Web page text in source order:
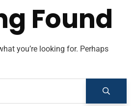
Found
you’re looking for. Perhaps